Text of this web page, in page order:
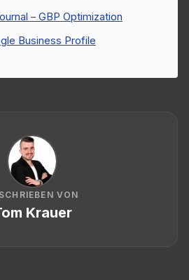
– GBP Optimization
Business Profile
VON
Krauer